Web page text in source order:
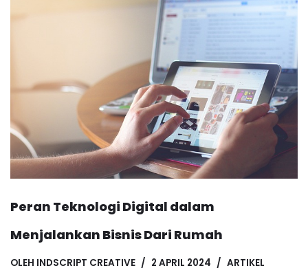
Peran Teknologi Digital dalam
Menjalankan Bisnis Dari Rumah
OLEH INDSCRIPT CREATIVE 2 APRIL 2024 ARTIKEL